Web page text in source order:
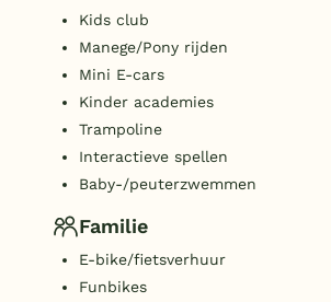
Kids club
Manege/Pony rijden
Mini E-cars
Kinder academies
Trampoline
Interactieve spellen
Baby-/peuterzwemmen
Familie
E-bike/fietsverhuur
Funbikes